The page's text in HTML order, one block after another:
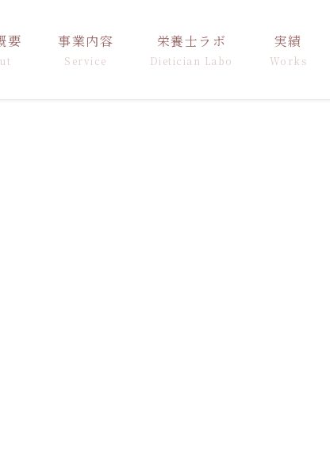
要 事業内容
Service
栄養士ラボ
Dietician Labo
実績
Works